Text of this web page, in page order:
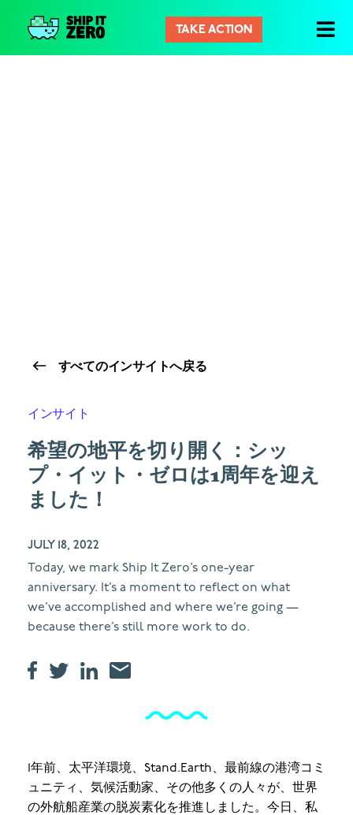
TAKE ACTION
すべてのインサイトへ戻る
インサイト
希望の地平を切り開く：シッ
プ・イット・ゼロは1周年を迎え
ました！
JULY 18, 2022
Today, we mark Ship It Zero’s one-year
anniversary. It’s a moment to reflect on what
we’ve accomplished and where we’re going —
because there’s still more work to do.
1年前、太平洋環境、Stand.Earth、最前線の港湾コミ
ュニティ、気候活動家、その他多くの人々が、世界
の外航船産業の脱炭素化を推進しました。今日、私